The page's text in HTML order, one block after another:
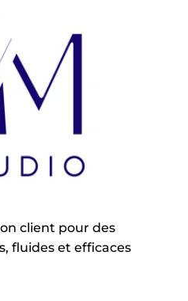
client pour des
fluides et efficaces